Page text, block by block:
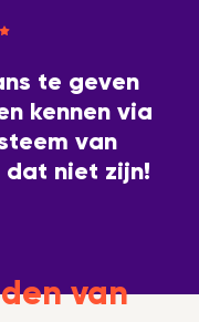
te geven
kennen via
van
dat niet zijn!
van